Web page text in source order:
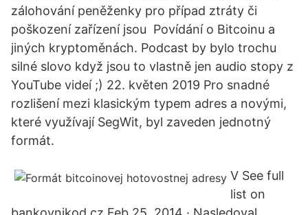
zálohování peněženky pro případ ztráty či
poškození zařízení jsou Povídání o Bitcoinu a
jiných kryptoměnách. Podcast by bylo trochu
silné slovo když jsou to vlastně jen audio stopy z
YouTube videí ;) 22. květen 2019 Pro snadné
rozlišení mezi klasickým typem adres a novými,
které využívají SegWit, byl zaveden jednotný
formát.
V See full
list on